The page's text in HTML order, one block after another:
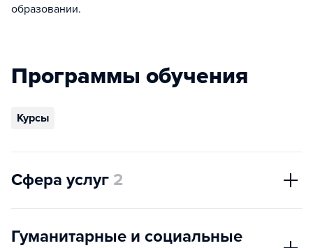
образовании.
Программы обучения
Курсы
Сфера услуг 2
Гуманитарные и социальные